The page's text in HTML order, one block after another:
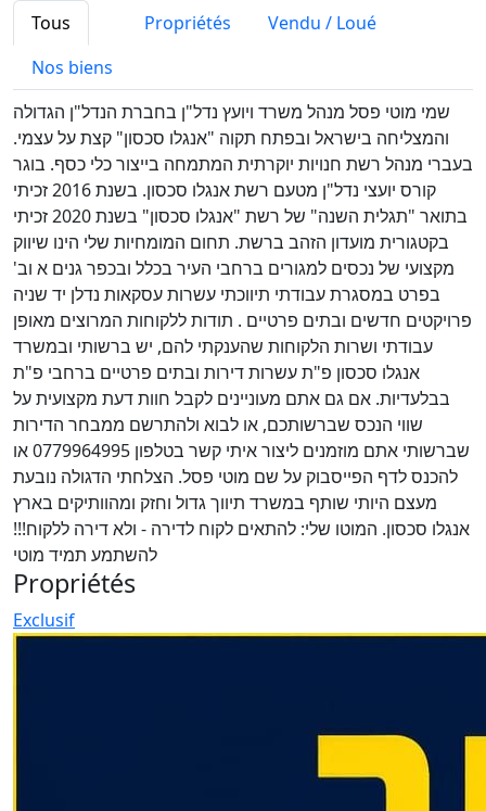
Tous
Propriétés
Vendu / Loué
Nos biens
שמי מוטי פסל מנהל משרד ויועץ נדל"ן בחברת הנדל"ן הגדולה
והמצליחה בישראל ובפתח תקוה "אנגלו סכסון" קצת על עצמי.
בעברי מנהל רשת חנויות יוקרתית המתמחה בייצור כלי כסף. בוגר
קורס יועצי נדל"ן מטעם רשת אנגלו סכסון. בשנת 2016 זכיתי
בתואר "תגלית השנה" של רשת "אנגלו סכסון" בשנת 2020 זכיתי
בקטגורית מועדון הזהב ברשת. תחום המומחיות שלי הינו שיווק
מקצועי של נכסים למגורים ברחבי העיר בכלל ובכפר גנים א וב'
בפרט במסגרת עבודתי תיווכתי עשרות עסקאות נדלן יד שניה
פרויקטים חדשים ובתים פרטיים . תודות ללקוחות המרוצים מאופן
עבודתי ושרות הלקוחות שהענקתי להם, יש ברשותי ובמשרד
אנגלו סכסון פ"ת עשרות דירות ובתים פרטיים ברחבי פ"ת
בבלעדיות. אם גם אתם מעוניינים לקבל חוות דעת מקצועית על
שווי הנכס שברשותכם, או לבוא ולהתרשם ממבחר הדירות
שברשותי אתם מוזמנים ליצור איתי קשר בטלפון 0779964995 או
להכנס לדף הפייסבוק על שם מוטי פסל. הצלחתי הדגולה נובעת
מעצם היותי שותף במשרד תיווך גדול וחזק ומהוותיקים בארץ
אנגלו סכסון. המוטו שלי: להתאים לקוח לדירה - ולא דירה ללקוח!!!
להשתמע תמיד מוטי
Propriétés
Exclusif